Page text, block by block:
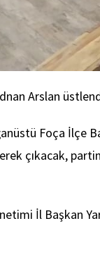
Arslan
Foça İlçe
çıkacak,
İl Başkan